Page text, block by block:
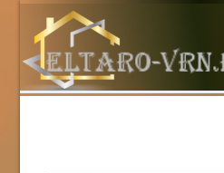
АВТОРИЗАЦИЯ НА САЙТЕ